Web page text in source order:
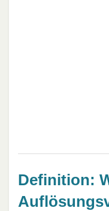
Definition: